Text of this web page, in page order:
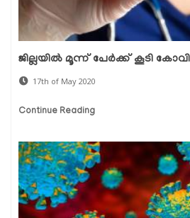
ജില്ലയില്‍ മൂന്ന് പേര്‍ക്ക് കൂടി
17th of May 2020
Continue Reading